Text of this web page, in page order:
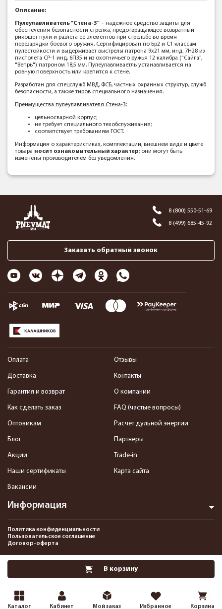
Каталог Кабинет Мой заказ Избранное Корзина
В корзину
Описание:
Пулеулавливатель "Стена-3" – надежное средство защиты для
обеспечения безопасности стрелка, предотвращающее возвратный
рикошет пули и разлета ее элементов при стрельбе во время
перезарядки боевого оружия. Сертифицирован по Бр2 и С1 классам
пулестойкости и выдерживает выстрелы патрона 9х21 мм, инд. 7Н28 из
пистолета СР-1 инд. 6П35 и из охотничьего ружья 12 калибра ("Сайга",
"Вепрь") патроном 18,5 мм. Пулеулавливаетль устанавливается на
ровную поверхность или крепится к стене.
Разработан для спецслужб МВД, ФСБ, частных охранных структур, служб
безопасности, а также тиров специального назначения.
Преимущества пулеулавливателя Стена-3:
цельносварной корпус;
не требует специального техобслуживания;
соответствует требованиям ГОСТ.
Информация о характеристиках, комплектации, внешнем виде и цвете
товара носит ознакомительный характер; они могут быть
изменены производителем без уведомления.
8 (800) 550-51-69
8 (499) 685-45-92
Заказать обратный звонок
Информация
Оплата
Доставка
Гарантия и возврат
Как сделать заказ
Оптовикам
Блог
Акции
Наши сертификаты
Вакансии
Отзывы
Контакты
О компании
FAQ (частые вопросы)
Расчет дульной энергии
Партнеры
Trade-in
Карта сайта
Политика конфиденциальности
Пользовательское соглашение
Договор-оферта
2013-2026 Интернет-магазин пневматики, страйкбола и снаряжения–
Pnevmat24.ru. Все права защищены.©